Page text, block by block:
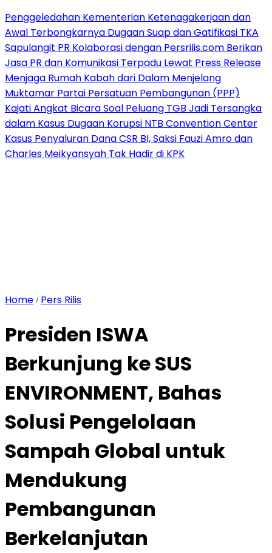
Penggeledahan Kementerian Ketenagakerjaan dan
Awal Terbongkarnya Dugaan Suap dan Gatifikasi TKA
Sapulangit PR Kolaborasi dengan Persrilis.com Berikan
Jasa PR dan Komunikasi Terpadu Lewat Press Release
Menjaga Rumah Kabah dari Dalam Menjelang
Muktamar Partai Persatuan Pembangunan (PPP)
Kajati Angkat Bicara Soal Peluang TGB Jadi Tersangka
dalam Kasus Dugaan Korupsi NTB Convention Center
Kasus Penyaluran Dana CSR BI, Saksi Fauzi Amro dan
Charles Meikyansyah Tak Hadir di KPK
Home / Pers Rilis
Presiden ISWA
Berkunjung ke SUS
ENVIRONMENT, Bahas
Solusi Pengelolaan
Sampah Global untuk
Mendukung
Pembangunan
Berkelanjutan